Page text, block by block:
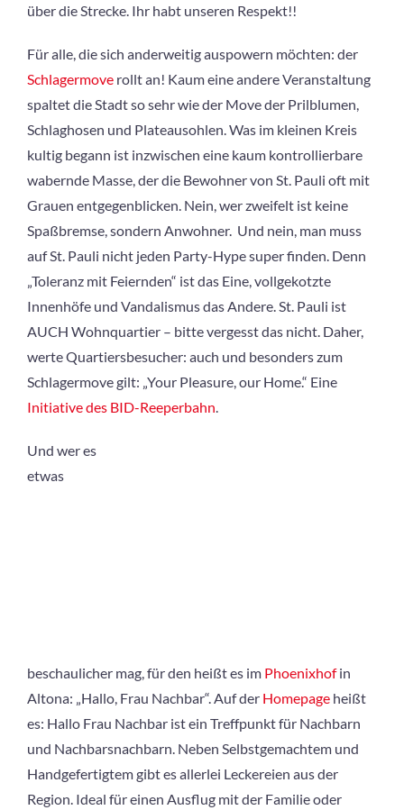
über die Strecke. Ihr habt unseren Respekt!!
Für alle, die sich anderweitig auspowern möchten: der
Schlagermove rollt an! Kaum eine andere Veranstaltung
spaltet die Stadt so sehr wie der Move der Prilblumen,
Schlaghosen und Plateausohlen. Was im kleinen Kreis
kultig begann ist inzwischen eine kaum kontrollierbare
wabernde Masse, der die Bewohner von St. Pauli oft mit
Grauen entgegenblicken. Nein, wer zweifelt ist keine
Spaßbremse, sondern Anwohner. Und nein, man muss
auf St. Pauli nicht jeden Party-Hype super finden. Denn
„Toleranz mit Feiernden“ ist das Eine, vollgekotzte
Innenhöfe und Vandalismus das Andere. St. Pauli ist
AUCH Wohnquartier – bitte vergesst das nicht. Daher,
werte Quartiersbesucher: auch und besonders zum
Schlagermove gilt: „Your Pleasure, our Home.“ Eine
Initiative des BID-Reeperbahn.
Und wer es
etwas
beschaulicher mag, für den heißt es im Phoenixhofin
Altona: „Hallo, Frau Nachbar“. Auf der Homepage heißt
es: Hallo Frau Nachbar ist ein Treffpunkt für Nachbarn
und Nachbarsnachbarn. Neben Selbstgemachtem und
Handgefertigtem gibt es allerlei Leckereien aus der
Region. Ideal für einen Ausflug mit der Familie oder